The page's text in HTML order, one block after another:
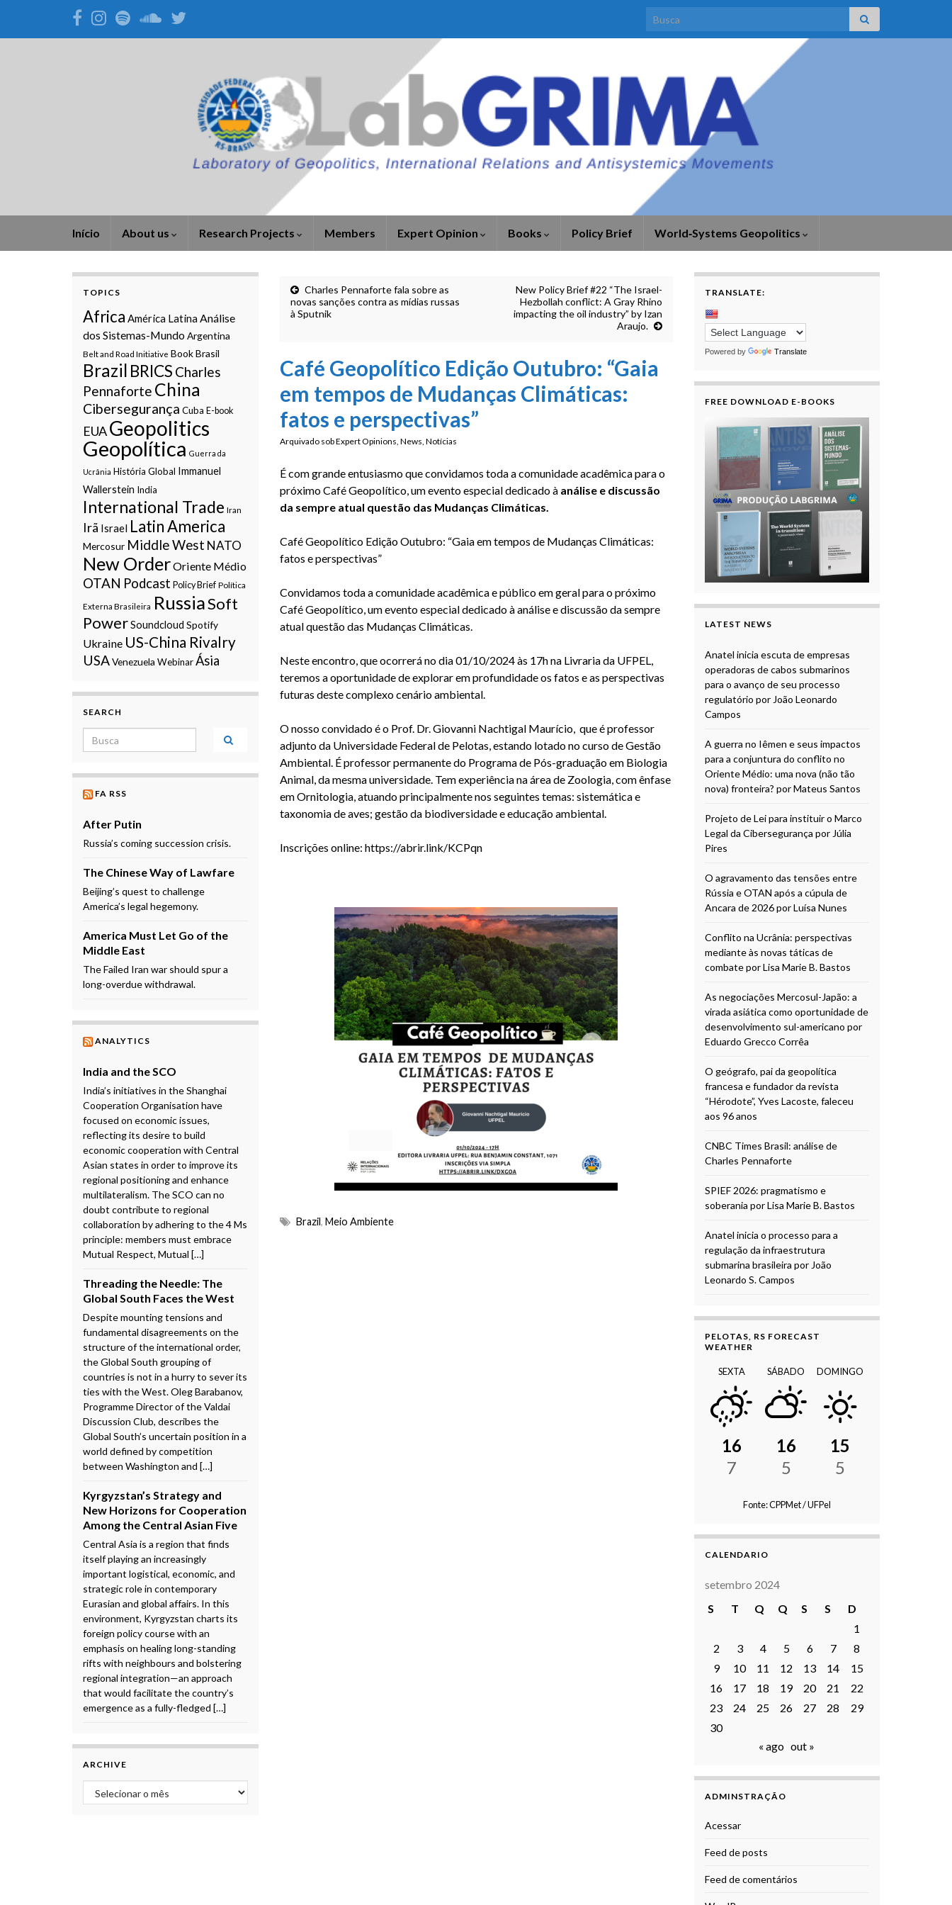
Search for:
Início About us Research Projects Members Expert Opinion Books Policy Brief World‑Systems Geopolitics
Charles Pennaforte fala sobre as
novas sanções contra as mídias russas
à Sputnik
New Policy Brief #22 “The Israel-
Hezbollah conflict: A Gray Rhino
impacting the oil industry” by Izan
Araujo.
Café Geopolítico Edição Outubro: “Gaia
em tempos de Mudanças Climáticas:
fatos e perspectivas”
Arquivado sobExpert Opinions, News, Notícias
É com grande entusiasmo que convidamos toda a comunidade acadêmica para o
próximo Café Geopolítico, um evento especial dedicado à análise e discussão
da sempre atual questão das Mudanças Climáticas.
Café Geopolítico Edição Outubro: “Gaia em tempos de Mudanças Climáticas:
fatos e perspectivas”
Convidamos toda a comunidade acadêmica e público em geral para o próximo
Café Geopolítico, um evento especial dedicado à análise e discussão da sempre
atual questão das Mudanças Climáticas.
Neste encontro, que ocorrerá no dia 01/10/2024 às 17h na Livraria da UFPEL,
teremos a oportunidade de explorar em profundidade os fatos e as perspectivas
futuras deste complexo cenário ambiental.
O nosso convidado é o Prof. Dr. Giovanni Nachtigal Maurício, que é professor
adjunto da Universidade Federal de Pelotas, estando lotado no curso de Gestão
Ambiental. É professor permanente do Programa de Pós-graduação em Biologia
Animal, da mesma universidade. Tem experiência na área de Zoologia, com ênfase
em Ornitologia, atuando principalmente nos seguintes temas: sistemática e
taxonomia de aves; gestão da biodiversidade e educação ambiental.
Inscrições online: https://abrir.link/KCPqn
Brazil, Meio Ambiente
TOPICS
Africa América LatinaAnálise
dos Sistemas-Mundo Argentina
Belt and Road Initiative BookBrasil
Brazil BRICS Charles
Pennaforte China
Cibersegurança Cuba E-book
EUAGeopolitics
Geopolítica Guerra da
Ucrânia História Global Immanuel
Wallerstein India
International Trade Iran
Irã Israel Latin America
Mercosur Middle West NATO
New OrderOriente Médio
OTAN Podcast Policy Brief Política
Externa Brasileira RussiaSoft
PowerSoundcloud Spotify
Ukraine US-China Rivalry
USAVenezuela WebinarÁsia
SEARCH
Search for:
FA RSS
After Putin
Russia’s coming succession crisis.
The Chinese Way of Lawfare
Beijing’s quest to challenge
America’s legal hegemony.
America Must Let Go of the
Middle East
The Failed Iran war should spur a
long-overdue withdrawal.
ANALYTICS
India and the SCO
India’s initiatives in the Shanghai
Cooperation Organisation have
focused on economic issues,
reflecting its desire to build
economic cooperation with Central
Asian states in order to improve its
regional positioning and enhance
multilateralism. The SCO can no
doubt contribute to regional
collaboration by adhering to the 4 Ms
principle: members must embrace
Mutual Respect, Mutual […]
Threading the Needle: The
Global South Faces the West
Despite mounting tensions and
fundamental disagreements on the
structure of the international order,
the Global South grouping of
countries is not in a hurry to sever its
ties with the West. Oleg Barabanov,
Programme Director of the Valdai
Discussion Club, describes the
Global South’s uncertain position in a
world defined by competition
between Washington and […]
Kyrgyzstan’s Strategy and
New Horizons for Cooperation
Among the Central Asian Five
Central Asia is a region that finds
itself playing an increasingly
important logistical, economic, and
strategic role in contemporary
Eurasian and global affairs. In this
environment, Kyrgyzstan charts its
foreign policy course with an
emphasis on healing long-standing
rifts with neighbours and bolstering
regional integration—an approach
that would facilitate the country’s
emergence as a fully-fledged […]
ARCHIVE
Archive
TRANSLATE:
Powered by Translate
FREE DOWNLOAD E-BOOKS
LATEST NEWS
Anatel inicia escuta de empresas
operadoras de cabos submarinos
para o avanço de seu processo
regulatório por João Leonardo
Campos
A guerra no Iêmen e seus impactos
para a conjuntura do conflito no
Oriente Médio: uma nova (não tão
nova) fronteira? por Mateus Santos
Projeto de Lei para instituir o Marco
Legal da Cibersegurança por Júlia
Pires
O agravamento das tensões entre
Rússia e OTAN após a cúpula de
Ancara de 2026 por Luísa Nunes
Conflito na Ucrânia: perspectivas
mediante às novas táticas de
combate por Lisa Marie B. Bastos
As negociações Mercosul-Japão: a
virada asiática como oportunidade de
desenvolvimento sul-americano por
Eduardo Grecco Corrêa
O geógrafo, pai da geopolítica
francesa e fundador da revista
“Hérodote”, Yves Lacoste, faleceu
aos 96 anos
CNBC Times Brasil: análise de
Charles Pennaforte
SPIEF 2026: pragmatismo e
soberania por Lisa Marie B. Bastos
Anatel inicia o processo para a
regulação da infraestrutura
submarina brasileira por João
Leonardo S. Campos
PELOTAS, RS FORECAST
WEATHER
SEXTA
16
7
SÁBADO
16
5
DOMINGO
15
5
Fonte: CPPMet / UFPel
CALENDARIO
setembro 2024
S
T Q Q S S
D
1
2
3 4 5 6 7
8
9
10 11 12 13 14
15
16
17 18 19 20 21
22
23
24 25 26 27 28
29
30
« ago out »
ADMINSTRAÇÃO
Acessar
Feed de posts
Feed de comentários